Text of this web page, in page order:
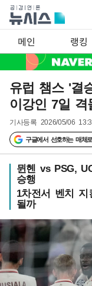
메인 랭킹
유럽 챔스 '결
이강인 7일 격
기사등록 2026/05/06
구글에서 선호하는 매체
뮌헨 vs PSG,
승행
1차전서 벤치 지
될까